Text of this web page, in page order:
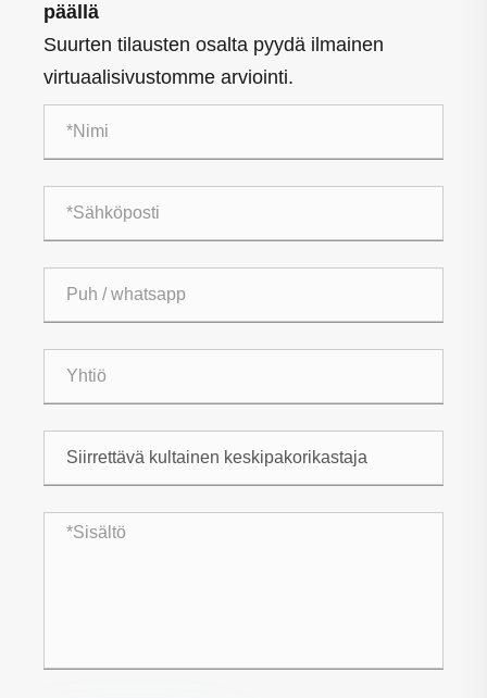
päällä
Suurten tilausten osalta pyydä ilmainen
virtuaalisivustomme arviointi.